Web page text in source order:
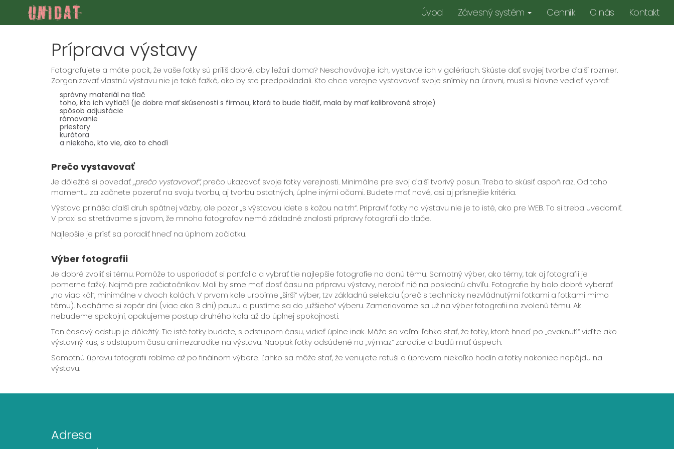
Úvod Závesný systém Cenník O nás Kontakt
Príprava výstavy
Fotografujete a máte pocit, že vaše fotky sú príliš dobré, aby ležali doma? Neschovávajte ich, vystavte ich v galériach. Skúste dať svojej tvorbe ďalší rozmer.
Zorganizovať vlastnú výstavu nie je také ťažké, ako by ste predpokladali. Kto chce verejne vystavovať svoje snímky na úrovni, musí si hlavne vedieť vybrať:
správny materiál na tlač
toho, kto ich vytlačí (je dobre mať skúsenosti s firmou, ktorá to bude tlačiť, mala by mať kalibrované stroje)
spôsob adjustácie
rámovanie
priestory
kurátora
a niekoho, kto vie, ako to chodí
Prečo vystavovať
Je dôležité si povedať„prečo vystavovať“, prečo ukazovať svoje fotky verejnosti. Minimálne pre svoj ďalší tvorivý posun. Treba to skúsiť aspoň raz. Od toho
momentu za začnete pozerať na svoju tvorbu, aj tvorbu ostatných, úplne inými očami. Budete mať nové, asi aj prísnejšie kritéria.
Výstava prináša ďalší druh spätnej väzby, ale pozor „s výstavou idete s kožou na trh“. Pripraviť fotky na výstavu nie je to isté, ako pre WEB. To si treba uvedomiť.
V praxi sa stretávame s javom, že mnoho fotografov nemá základné znalosti prípravy fotografii do tlače.
Najlepšie je prísť sa poradiť hneď na úplnom začiatku.
Výber fotografii
Je dobré zvoliť si tému. Pomôže to usporiadať si portfolio a vybrať tie najlepšie fotografie na danú tému. Samotný výber, ako témy, tak aj fotografii je
pomerne ťažký. Najmä pre začiatočníkov. Mali by sme mať dosť času na prípravu výstavy, nerobiť nič na poslednú chvíľu. Fotografie by bolo dobré vyberať
„na viac kôl“, minimálne v dvoch kolách. V prvom kole urobíme „širší“ výber, tzv základnú selekciu (preč s technicky nezvládnutými fotkami a fotkami mimo
tému). Necháme si zopár dni (viac ako 3 dni) pauzu a pustíme sa do „užšieho“ výberu. Zameriavame sa už na výber fotografii na zvolenú tému. Ak
nebudeme spokojní, opakujeme postup druhého kola až do úplnej spokojnosti.
Ten časový odstup je dôležitý. Tie isté fotky budete, s odstupom času, vidieť úplne inak. Môže sa veľmi ľahko stať, že fotky, ktoré hneď po „cvaknutí“ vidíte ako
výstavný kus, s odstupom času ani nezaradíte na výstavu. Naopak fotky odsúdené na „výmaz“ zaradíte a budú mať úspech.
Samotnú úpravu fotografii robíme až po finálnom výbere. Ľahko sa môže stať, že venujete retuši a úpravam niekoľko hodín a fotky nakoniec nepôjdu na
výstavu.
Adresa